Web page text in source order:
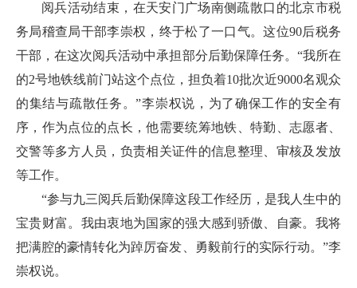
阅兵活动结束，在天安门广场南侧疏散口的北京市税
务局稽查局干部李崇权，终于松了一口气。这位90后税务
干部，在这次阅兵活动中承担部分后勤保障任务。“我所在
的2号地铁线前门站这个点位，担负着10批次近9000名观众
的集结与疏散任务。”李崇权说，为了确保工作的安全有
序，作为点位的点长，他需要统筹地铁、特勤、志愿者、
交警等多方人员，负责相关证件的信息整理、审核及发放
等工作。
“参与九三阅兵后勤保障这段工作经历，是我人生中的
宝贵财富。我由衷地为国家的强大感到骄傲、自豪。我将
把满腔的豪情转化为踔厉奋发、勇毅前行的实际行动。”李
崇权说。